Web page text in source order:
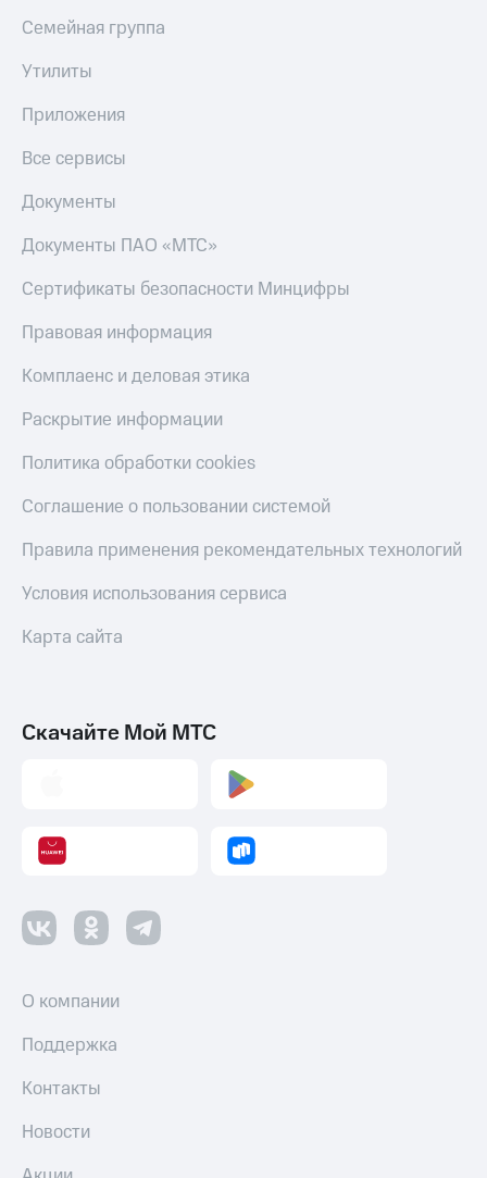
Семейная группа
Утилиты
Приложения
Все сервисы
Документы
Документы ПАО «МТС»
Сертификаты безопасности Минцифры
Правовая информация
Комплаенс и деловая этика
Раскрытие информации
Политика обработки cookies
Соглашение о пользовании системой
Правила применения рекомендательных технологий
Условия использования сервиса
Карта сайта
Скачайте Мой МТС
О компании
Поддержка
Контакты
Новости